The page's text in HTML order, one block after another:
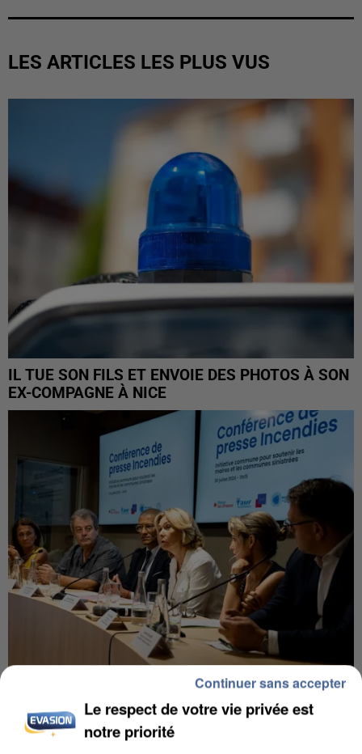
LES ARTICLES LES PLUS VUS
IL TUE SON FILS ET ENVOIE DES PHOTOS À SON
EX-COMPAGNE À NICE
INCENDIES : L’ÎLE-DE-FRANCE LANCE UN ÉLAN
DE SOLIDARITÉ AVEC LES...
Le respect de votre vie privée est
notre priorité
Continuer sans accepter